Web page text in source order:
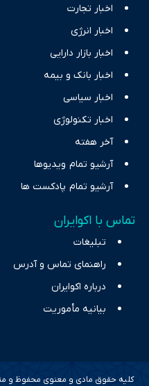
اخبار تجارت
اخبار انرژی
اخبار بازار دارایی
اخبار بانک و بیمه
اخبار سیاسی
اخبار تکنولوژی
آخر هفته
آرشیو تمام ویدیوها
آرشیو تمام پادکست ها
تماس با اکوایران
تبلیغات
راهنمای تماس و آدرس
درباره اکوایران
بیانیه مأموریت
کلیه حقوق مادی و معنوی محفوظ و